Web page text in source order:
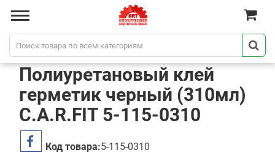
Полиуретановый клей
герметик черный (310мл)
C.A.R.FIT 5-115-0310
Код товара:5-115-0310